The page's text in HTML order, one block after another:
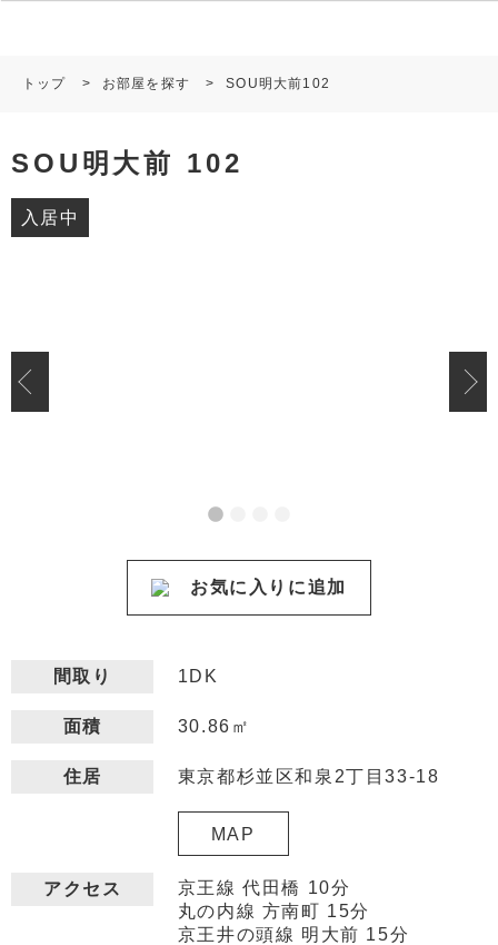
トップ > お部屋を探す > SOU明大前102
SOU明大前 102
入居中
お気に入りに追加
間取り 1DK
面積 30.86㎡
住居 東京都杉並区和泉2丁目33-18
MAP
アクセス
京王線 代田橋 10分
丸の内線 方南町 15分
京王井の頭線 明大前 15分